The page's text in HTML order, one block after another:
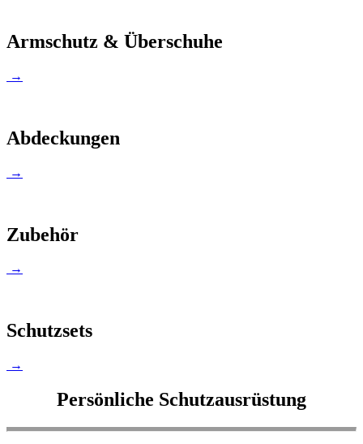
Armschutz & Überschuhe
→
Abdeckungen
→
Zubehör
→
Schutzsets
→
Persönliche Schutzausrüstung